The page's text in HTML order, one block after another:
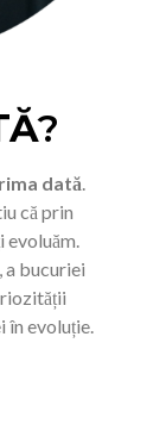
?
dată.
că prin
evoluăm.
a bucuriei
în evoluție.